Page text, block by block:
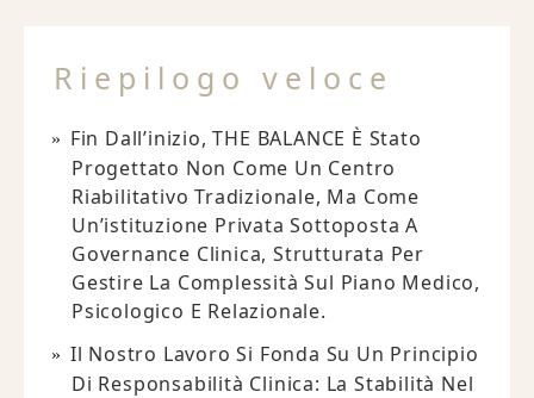
Riepilogo veloce
Fin Dall’inizio, THE BALANCE È Stato
Progettato Non Come Un Centro
Riabilitativo Tradizionale, Ma Come
Un’istituzione Privata Sottoposta A
Governance Clinica, Strutturata Per
Gestire La Complessità Sul Piano Medico,
Psicologico E Relazionale.
Il Nostro Lavoro Si Fonda Su Un Principio
Di Responsabilità Clinica: La Stabilità Nel